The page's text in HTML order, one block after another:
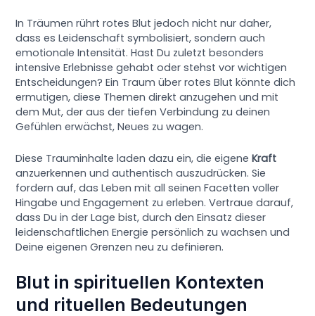
In Träumen rührt rotes Blut jedoch nicht nur daher,
dass es Leidenschaft symbolisiert, sondern auch
emotionale Intensität. Hast Du zuletzt besonders
intensive Erlebnisse gehabt oder stehst vor wichtigen
Entscheidungen? Ein Traum über rotes Blut könnte dich
ermutigen, diese Themen direkt anzugehen und mit
dem Mut, der aus der tiefen Verbindung zu deinen
Gefühlen erwächst, Neues zu wagen.
Diese Trauminhalte laden dazu ein, die eigeneKraft
anzuerkennen und authentisch auszudrücken. Sie
fordern auf, das Leben mit all seinen Facetten voller
Hingabe und Engagement zu erleben. Vertraue darauf,
dass Du in der Lage bist, durch den Einsatz dieser
leidenschaftlichen Energie persönlich zu wachsen und
Deine eigenen Grenzen neu zu definieren.
Blut in spirituellen Kontexten
und rituellen Bedeutungen